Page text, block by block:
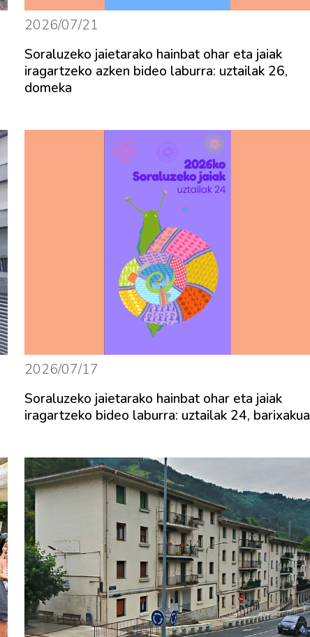
2026/07/21
Soraluzeko jaietarako hainbat ohar eta jaiak
iragartzeko azken bideo laburra: uztailak 26,
domeka
2026/07/17
Soraluzeko jaietarako hainbat ohar eta jaiak
iragartzeko bideo laburra: uztailak 24, barixakua